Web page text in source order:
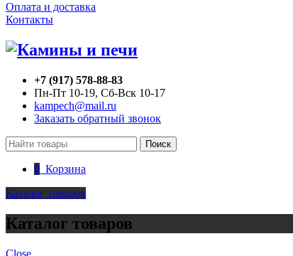
Оплата и доставка
Контакты
+7 (917) 578-88-83
Пн-Пт 10-19, Сб-Вск 10-17
kampech@mail.ru
Заказать обратный звонок
Поиск
0 Корзина
Каталог товаров
Каталог товаров
Close